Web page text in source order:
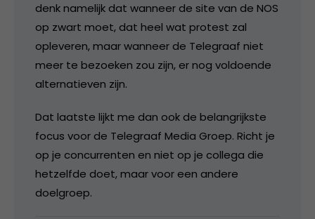
denk namelijk dat wanneer de site van de NOS
op zwart moet, dat heel wat protest zal
opleveren, maar wanneer de Telegraaf niet
meer te bezoeken zou zijn, er nog voldoende
alternatieven zijn.
Dat laatste lijkt me dan ook de belangrijkste
focus voor de Telegraaf Media Groep. Richt je
op je concurrenten en niet op je collega die
hetzelfde doet, maar voor een andere
doelgroep.